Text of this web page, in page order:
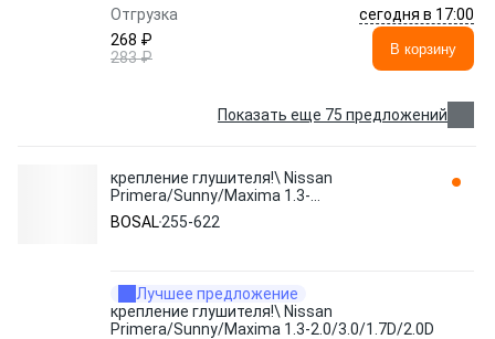
Отгрузка
сегодня в 17:00
268 ₽
283 ₽
В корзину
Показать еще 75 предложений
крепление глушителя!\ Nissan
Primera/Sunny/Maxima 1.3-
2.0/3.0/1.7D/2.0D 255-622 BOSAL
BOSAL255-622
Лучшее предложение
крепление глушителя!\ Nissan
Primera/Sunny/Maxima 1.3-2.0/3.0/1.7D/2.0D